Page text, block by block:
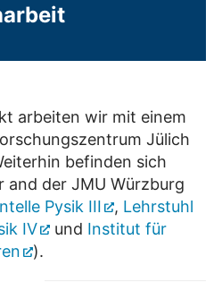
arbeiten wir mit einem
Jülich
befinden sich
and der JMU Würzburg
Pysik III , Lehrstuhl
IV
und Institut für
).